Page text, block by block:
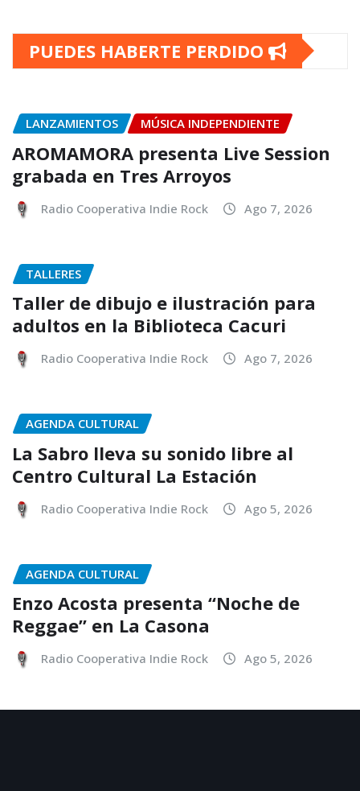
PUEDES HABERTE PERDIDO
LANZAMIENTOS MÚSICA INDEPENDIENTE
AROMAMORA presenta Live Session
grabada en Tres Arroyos
Radio Cooperativa Indie Rock Ago 7, 2026
TALLERES
Taller de dibujo e ilustración para
adultos en la Biblioteca Cacuri
Radio Cooperativa Indie Rock Ago 7, 2026
AGENDA CULTURAL
La Sabro lleva su sonido libre al
Centro Cultural La Estación
Radio Cooperativa Indie Rock Ago 5, 2026
AGENDA CULTURAL
Enzo Acosta presenta “Noche de
Reggae” en La Casona
Radio Cooperativa Indie Rock Ago 5, 2026